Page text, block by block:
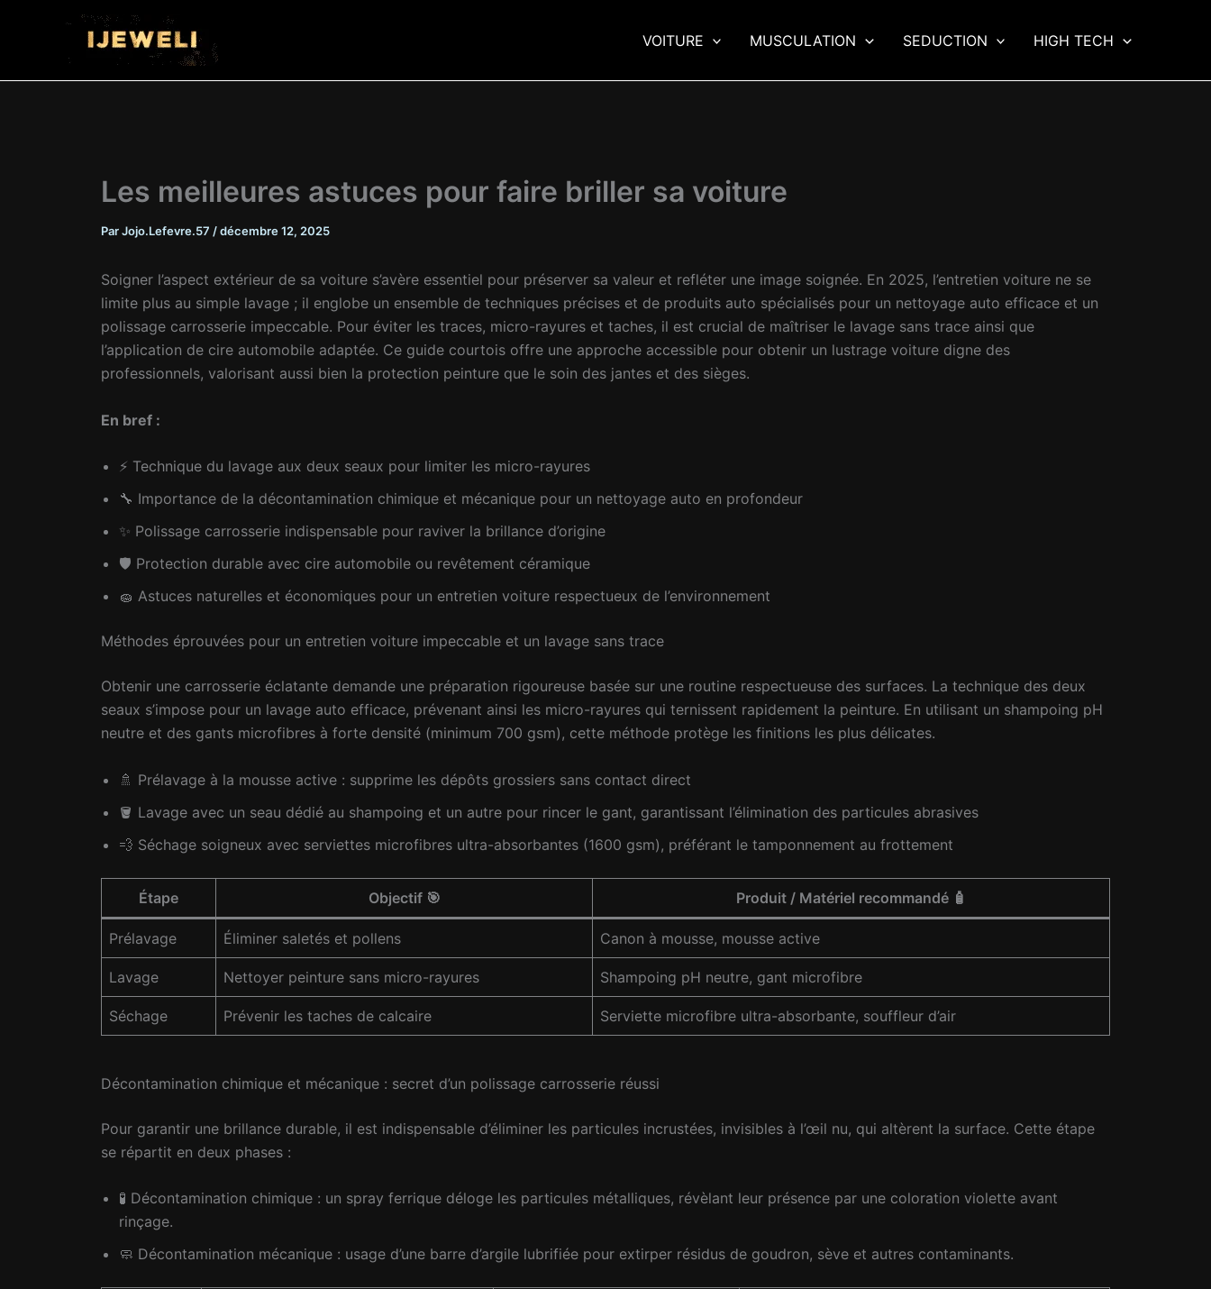
VOITURE MUSCULATION SEDUCTION HIGH TECH
Les meilleures astuces pour faire briller sa voiture
ParJojo.Lefevre.57 /décembre 12, 2025
Soigner l’aspect extérieur de sa voiture s’avère essentiel pour préserver sa valeur et refléter une image soignée. En 2025, l’entretien voiture ne se
limite plus au simple lavage ; il englobe un ensemble de techniques précises et de produits auto spécialisés pour un nettoyage auto efficace et un
polissage carrosserie impeccable. Pour éviter les traces, micro-rayures et taches, il est crucial de maîtriser le lavage sans trace ainsi que
l’application de cire automobile adaptée. Ce guide courtois offre une approche accessible pour obtenir un lustrage voiture digne des
professionnels, valorisant aussi bien la protection peinture que le soin des jantes et des sièges.
En bref :
⚡ Technique du lavage aux deux seaux pour limiter les micro-rayures
🔧 Importance de la décontamination chimique et mécanique pour un nettoyage auto en profondeur
✨ Polissage carrosserie indispensable pour raviver la brillance d’origine
🛡️ Protection durable avec cire automobile ou revêtement céramique
🧽 Astuces naturelles et économiques pour un entretien voiture respectueux de l’environnement
Méthodes éprouvées pour un entretien voiture impeccable et un lavage sans trace
Obtenir une carrosserie éclatante demande une préparation rigoureuse basée sur une routine respectueuse des surfaces. La technique des deux
seaux s’impose pour un lavage auto efficace, prévenant ainsi les micro-rayures qui ternissent rapidement la peinture. En utilisant un shampoing pH
neutre et des gants microfibres à forte densité (minimum 700 gsm), cette méthode protège les finitions les plus délicates.
🚿 Prélavage à la mousse active : supprime les dépôts grossiers sans contact direct
🪣 Lavage avec un seau dédié au shampoing et un autre pour rincer le gant, garantissant l’élimination des particules abrasives
💨 Séchage soigneux avec serviettes microfibres ultra-absorbantes (1600 gsm), préférant le tamponnement au frottement
Étape Objectif 🎯 Produit / Matériel recommandé 🧴
Prélavage Éliminer saletés et pollens Canon à mousse, mousse active
Lavage Nettoyer peinture sans micro-rayures Shampoing pH neutre, gant microfibre
Séchage Prévenir les taches de calcaire Serviette microfibre ultra-absorbante, souffleur d’air
Décontamination chimique et mécanique : secret d’un polissage carrosserie réussi
Pour garantir une brillance durable, il est indispensable d’éliminer les particules incrustées, invisibles à l’œil nu, qui altèrent la surface. Cette étape
se répartit en deux phases :
🧪 Décontamination chimique : un spray ferrique déloge les particules métalliques, révèlant leur présence par une coloration violette avant
rinçage.
🧼 Décontamination mécanique : usage d’une barre d’argile lubrifiée pour extirper résidus de goudron, sève et autres contaminants.